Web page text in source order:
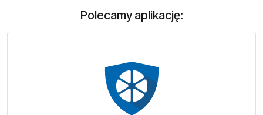
Polecamy aplikację: